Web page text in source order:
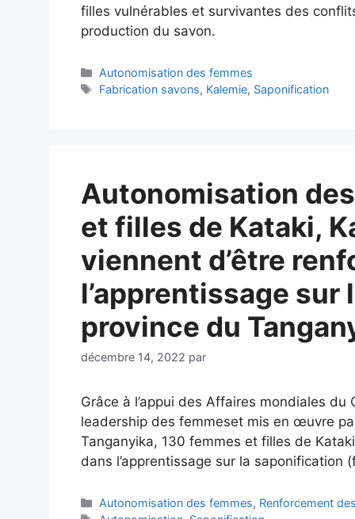
filles vulnérables et survivantes des
production du savon.
Autonomisation des femmes
Fabrication savons, Kalemie, Saponification
Autonomisation
et filles de Kataki,
viennent d’être
l’apprentissage
province du
décembre 14, 2022 par
Grâce à l’appui des Affaires mondiales
leadership des femmeset mis en œuvre
Tanganyika, 130 femmes et filles de
dans l’apprentissage sur la saponification
Autonomisation des femmes, Renforcement